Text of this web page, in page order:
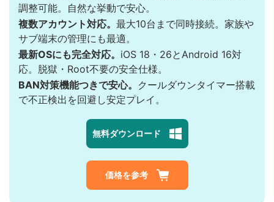
調整可能。自然な挙動で安心。
複数アカウント対応。 最大10台まで同時接続。家族や
サブ端末の管理にも最適。
最新OSにも完全対応。 iOS 18・26とAndroid 16対
応。脱獄・Root不要の安全仕様。
BAN対策機能つきで安心。 クールダウンタイマー搭載
で不正検出を回避し安定プレイ。
無料ダウンロード
価格を参考